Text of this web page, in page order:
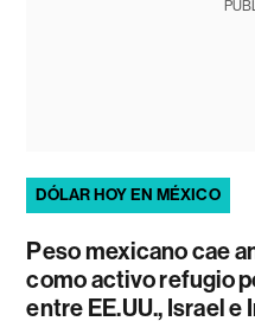
DÓLAR HOY EN MÉXICO
Peso mexicano cae
como activo refugio
entre EE.UU., Israel e